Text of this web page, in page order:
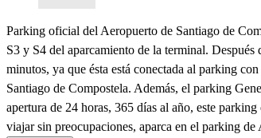
Parking oficial del Aeropuerto de Santiago de
S3 y S4 del aparcamiento de la terminal.
minutos, ya que ésta está conectada al parking
Santiago de Compostela. Además, el parking
apertura de 24 horas, 365 días al año, este
viajar sin preocupaciones, aparca en el parking